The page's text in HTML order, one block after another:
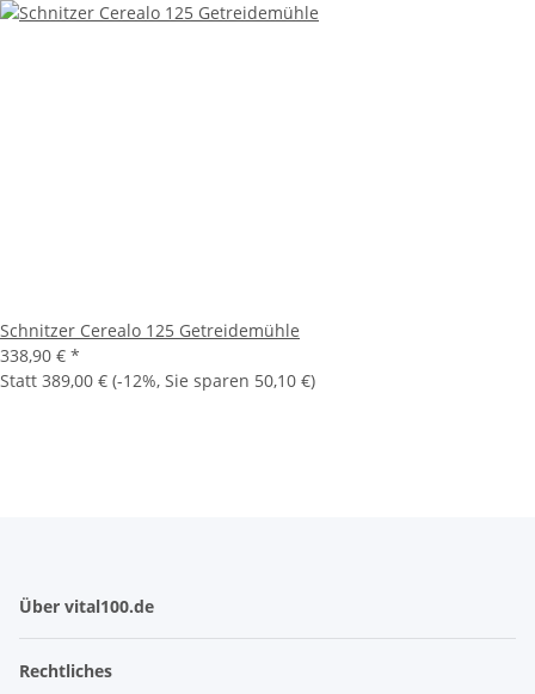
Schnitzer Cerealo 125 Getreidemühle
338,90 € *
Statt 389,00 € (-12%, Sie sparen 50,10 €)
Über vital100.de
Rechtliches